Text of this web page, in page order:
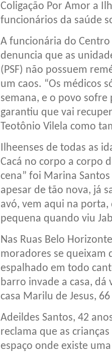
Coligação Por Amor a
funcionários da saúde
A funcionária do Centro
denuncia que as
(PSF) não possuem
um caos. “Os médicos
semana, e o povo sofre
garantiu que vai
Teotônio Vilela como
Ilheenses de todas as
Cacá no corpo a corpo
cena” foi Marina
apesar de tão nova, já
avó, vem aqui na porta,
pequena quando viu
Nas Ruas Belo
moradores se queixam
espalhado em todo
barro invade a casa, dá
casa Marilu de Jesus,
Adeildes Santos, 42
reclama que as
espaço onde existe